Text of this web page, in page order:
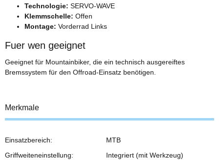
Technologie: SERVO-WAVE
Klemmschelle: Offen
Montage: Vorderrad Links
Fuer wen geeignet
Geeignet für Mountainbiker, die ein technisch ausgereiftes
Bremssystem für den Offroad-Einsatz benötigen.
Merkmale
Einsatzbereich:
MTB
Griffweiteneinstellung:
Integriert (mit Werkzeug)